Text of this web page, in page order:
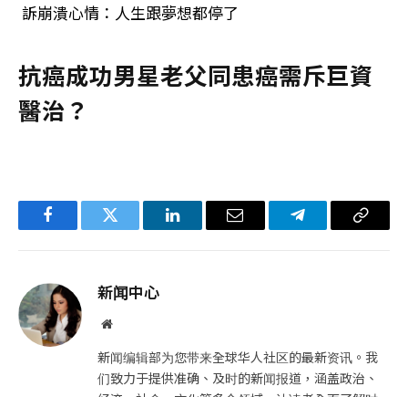
訴崩潰心情：人生跟夢想都停了
抗癌成功男星老父同患癌需斥巨資
醫治？
FacebookTwitter LinkedIn电
Telegram复
新闻中心
网
新闻编辑部为您带来全球华人社区的最新资讯。我
们致力于提供准确、及时的新闻报道，涵盖政治、